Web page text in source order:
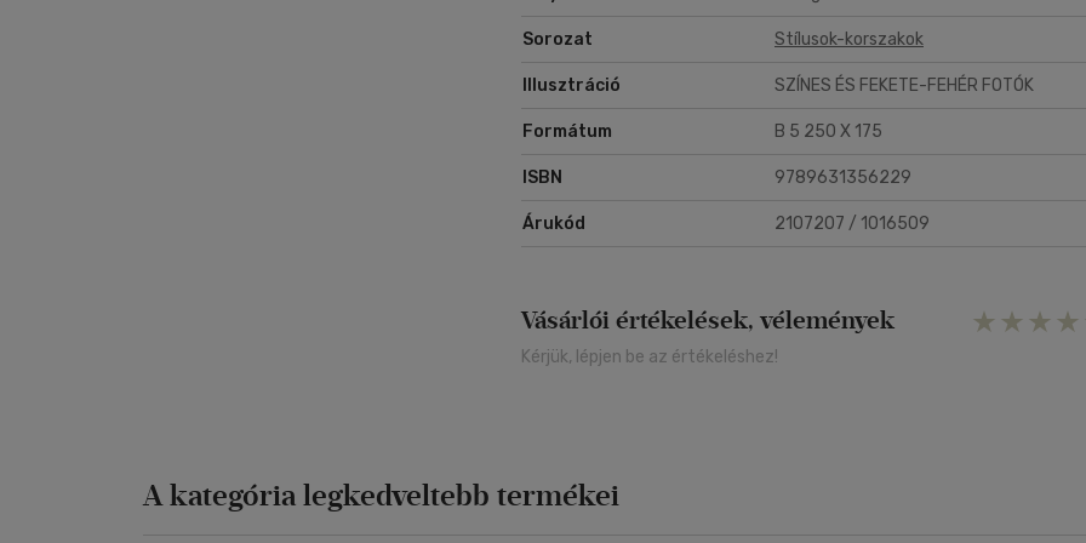
Sorozat Stílusok-korszakok
Illusztráció SZÍNES ÉS FEKETE-FEHÉR FOTÓK
Formátum B 5 250 X 175
ISBN 9789631356229
Árukód 2107207 / 1016509
Vásárlói értékelések, vélemények
Kérjük, lépjen be az értékeléshez!
A kategória legkedveltebb termékei